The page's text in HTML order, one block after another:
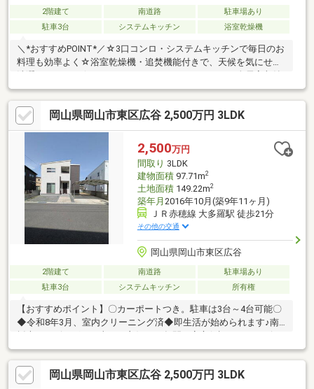
2階建て 南道路
駐車場あり
駐車3台
システムキッチン 浴室乾燥機
＼*おすすめPOINT*／☆3口コンロ・システムキッチンで毎日のお
料理も効率よく☆浴室乾燥機・追焚機能付きで、天候を気にせず
付きで、お部屋をすっきり保てます☆第一種低層住居専用地域な
らではの、落ち着いた住環境も魅力です☆モニター付きインター
ホンで防犯面にも配慮＼*周辺環境*／☆ニシナフードバスケット
西大寺店 徒歩約10分☆ウエルシア 岡山富士見店
徒歩約15分☆セブン-イレブン 岡山西大寺松崎店 徒歩約11分☆
お問合せ方法☆（無料通話）0120-211-702までお問い合わせくだ
さい♪
岡山県岡山市東区広谷 2,500万円 3LDK
2,500万円
間取り 3LDK
建物面積97.71m2
土地面積149.22m2
築年月 2016年10月(築9年11ヶ月)
ＪＲ赤穂線 大多羅駅 徒歩21分
その他の交通
岡山県岡山市東区広谷
2階建て 南道路
駐車場あり
駐車3台
システムキッチン 所有権
【おすすめポイント】〇カーポートつき。駐車は3台～4台可能〇
◆令和8年3月、室内クリーニング済◆即生活が始められます♪南
採光のリビングは日当たり良好♪・2年間の安心保証つき・リビン
グは広々約17帖です♪・コンロ新品交換済♪・南向きバルコニーで
日当たり良好【周辺環境】・ザグザグ西大寺店まで徒歩約7分・ニ
シナフードバスケット西大寺店まで徒歩約10分・セブンイレブン
岡山県岡山市東区広谷 2,500万円 3LDK